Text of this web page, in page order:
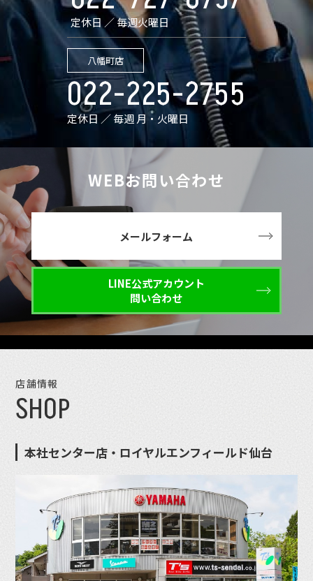
定休日 ／ 毎週火曜日
八幡町店
022-225-2755
定休日 ／ 毎週 月・火曜日
WEBお問い合わせ
メールフォーム
LINE公式アカウント
問い合わせ
店舗情報
SHOP
本社センター店・ロイヤルエンフィールド仙台